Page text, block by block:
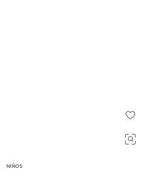
NIÑOS